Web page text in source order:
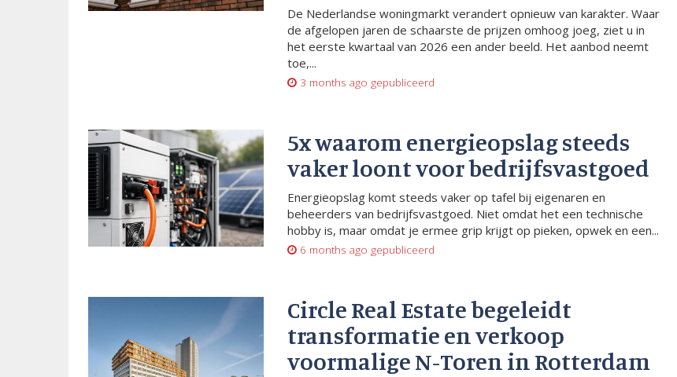
De Nederlandse woningmarkt verandert opnieuw van karakter. Waar
de afgelopen jaren de schaarste de prijzen omhoog joeg, ziet u in
het eerste kwartaal van 2026 een ander beeld. Het aanbod neemt
toe,...
3 months ago gepubliceerd
5x waarom energieopslag steeds
vaker loont voor bedrijfsvastgoed
Energieopslag komt steeds vaker op tafel bij eigenaren en
beheerders van bedrijfsvastgoed. Niet omdat het een technische
hobby is, maar omdat je ermee grip krijgt op pieken, opwek en een...
6 months ago gepubliceerd
Circle Real Estate begeleidt
transformatie en verkoop
voormalige N-Toren in Rotterdam